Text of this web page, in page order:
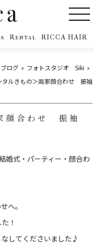
Rental RICCA HAIR
ログ
フォトスタジオ Siki
タルきもの＞両家顔合わせ 振袖
顔合わせ 振袖
婚式・パーティー・顔合わ
へ。
！
してくださいました♪